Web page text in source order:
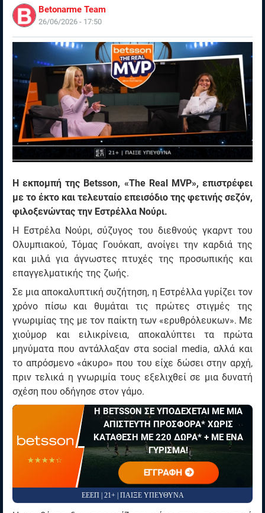
Betonarme Team
26/06/2026 - 17:50
Η εκπομπή της Betsson, «The Real MVP», επιστρέφει
με το έκτο και τελευταίο επεισόδιο της φετινής σεζόν,
φιλοξενώντας την Εστρέλλα Νούρι.
Η Εστρέλα Νούρι, σύζυγος του διεθνούς γκαρντ του
Ολυμπιακού, Τόμας Γουόκαπ, ανοίγει την καρδιά της
και μιλά για άγνωστες πτυχές της προσωπικής και
επαγγελματικής της ζωής.
Σε μια αποκαλυπτική συζήτηση, η Εστρέλλα γυρίζει τον
χρόνο πίσω και θυμάται τις πρώτες στιγμές της
γνωριμίας της με τον παίκτη των «ερυθρόλευκων». Με
χιούμορ και ειλικρίνεια, αποκαλύπτει τα πρώτα
μηνύματα που αντάλλαξαν στα social media, αλλά και
το απρόσμενο «άκυρο» που του είχε δώσει στην αρχή,
πριν τελικά η γνωριμία τους εξελιχθεί σε μια δυνατή
σχέση που οδήγησε στον γάμο.
☆☆☆☆☆
★★★★★
Η BETSSON ΣΕ ΥΠΟΔΕΧΕΤΑΙ ΜΕ ΜΙΑ
ΑΠΙΣΤΕΥΤΗ ΠΡΟΣΦΟΡΑ* ΧΩΡΙΣ
ΚΑΤΑΘΕΣΗ ΜΕ 220 ΔΩΡΑ* + ΜΕ ΕΝΑ
ΓΥΡΙΣΜΑ!
ΕΓΓΡΑΦΗ
ΕΕΕΠ | 21+ | ΠΑΙΞΕ ΥΠΕΥΘΥΝΑ